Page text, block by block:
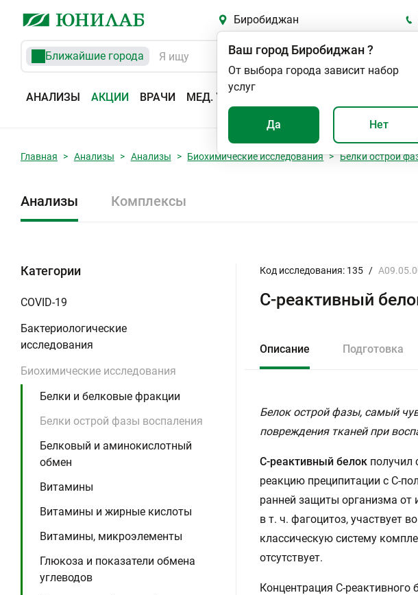
Биробиджан
Ближайшие города
АНАЛИЗЫ АКЦИИ ВРАЧИ МЕД. УСЛУГИ
Ваш город Биробиджан?
От выбора города зависит набор
услуг
Да Нет
Главная Анализы Анализы Биохимические исследования Белки острой
Анализы Комплексы
Категории
COVID-19
Бактериологические
исследования
Биохимические исследования
Белки и белковые фракции
Белки острой фазы воспаления
Белковый и аминокислотный
обмен
Витамины
Витамины и жирные кислоты
Витамины, микроэлементы
Глюкоза и показатели обмена
углеводов
Код исследования: 135 /
С-реактивный
Описание Подготовка
Белок острой фазы, самый
повреждения тканей при
С-реактивный белок получил
реакцию преципитации с С-
ранней защиты организма
в т. ч. фагоцитоз, участвует
классическую систему
отсутствует.
Концентрация С-